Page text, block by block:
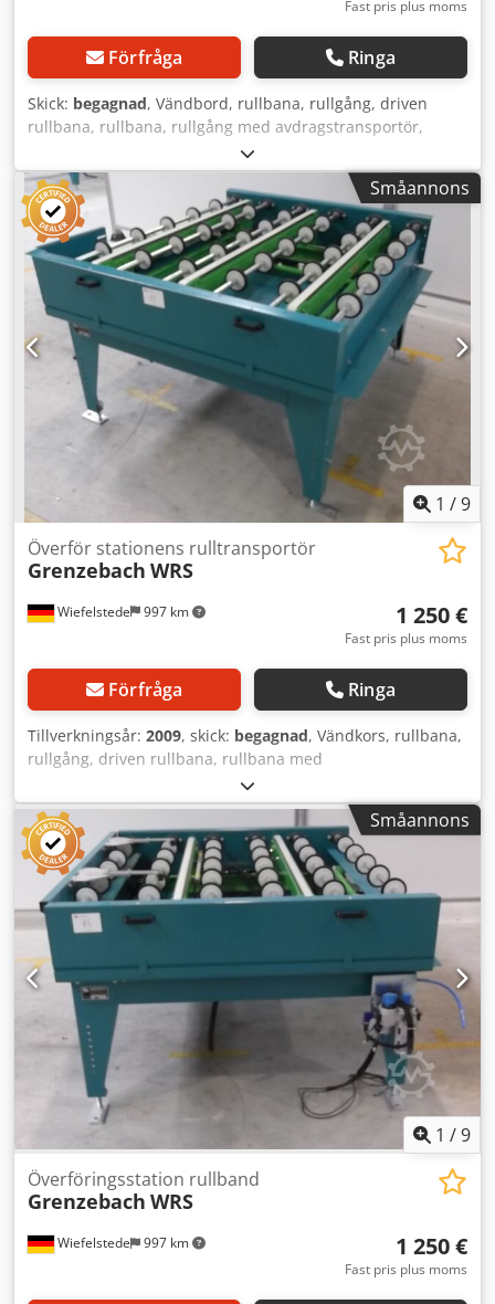
Fast pris plus moms
Förfråga Ringa
Skick: begagnad, Vändbord, rullbana, rullgång, driven
rullbana, rullbana, rullgång med avdragstransportör,
överlämningsstation Dedpfx Agjtlzgzjvskr -Tillverkare:
Grenzebach, överlämningsstation rullbana typ WRS -
Drivmotor rullbana: 0,18 kW 88 varv/min -Drivmotor för
transportband: 0,37 kW 71 varv/min -Delningsmått: 1500
mm -Transportlängd: 1250 mm -Axelavstånd: 250 mm -
Rullavstånd: 250 mm -Rullar: gummerade -Upplyftning:
pneumatisk -Bandtransportör längd: 1400 mm /
bandavstånd 500 mm -Transportmått: 1700/1440/H690 mm
-Vikt: 348 kg
Småannons
1 /9
Wiefelstede 997 km
Överför stationens rulltransportör
Grenzebach WRS
1 250 €
Fast pris plus moms
Förfråga Ringa
Tillverkningsår: 2009, skick: begagnad, Vändkors, rullbana,
rullgång, driven rullbana, rullbana med
avdragstransportör -Robust konstruktion -Elektriskt driven
-Drivmotor rullbana: 0,37 kW 71 varv/min -Drivmotor
transportband: 0,18 kW 88 varv/min -Rullbredd: 1440 mm -
Transportlängd: 1550 mm -Överlämning transportband:
1400 mm -Pneumatisk höjning -Rulldiameter: 105 mm -
Rullar: gummerade Dedpfxsb A S Uxe Agvekr -Axel
diameter: 25 mm -Transporthöjd: 950 mm, justerbar -
Driven med tandrem -Antal: 2 st rullbanor tillgängliga -
Pris: per styck -Mått: 1550/1650/H950 mm -Vikt: 420 kg
Småannons
1 /9
Wiefelstede 997 km
Överföringsstation rullband
Grenzebach WRS
1 250 €
Fast pris plus moms